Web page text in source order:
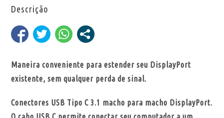
Descrição
Maneira conveniente para estender seu DisplayPort
existente, sem qualquer perda de sinal.
Conectores USB Tipo C 3.1 macho para macho DisplayPort.